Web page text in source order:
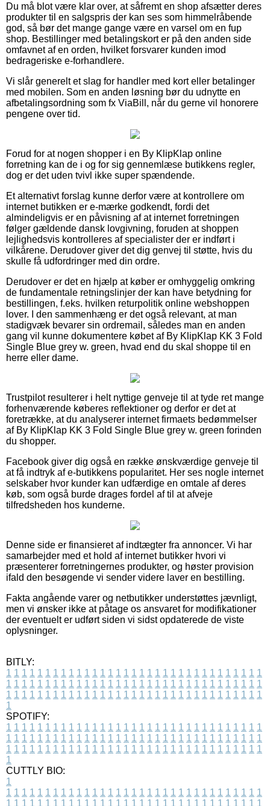
Du må blot være klar over, at såfremt en shop afsætter deres
produkter til en salgspris der kan ses som himmelråbende
god, så bør det mange gange være en varsel om en fup
shop. Bestillinger med betalingskort er på den anden side
omfavnet af en orden, hvilket forsvarer kunden imod
bedrageriske e-forhandlere.
Vi slår generelt et slag for handler med kort eller betalinger
med mobilen. Som en anden løsning bør du udnytte en
afbetalingsordning som fx ViaBill, når du gerne vil honorere
pengene over tid.
Forud for at nogen shopper i en By KlipKlap online
forretning kan de i og for sig gennemlæse butikkens regler,
dog er det uden tvivl ikke super spændende.
Et alternativt forslag kunne derfor være at kontrollere om
internet butikken er e-mærke godkendt, fordi det
almindeligvis er en påvisning af at internet forretningen
følger gældende dansk lovgivning, foruden at shoppen
lejlighedsvis kontrolleres af specialister der er indført i
vilkårene. Derudover giver det dig genvej til støtte, hvis du
skulle få udfordringer med din ordre.
Derudover er det en hjælp at køber er omhyggelig omkring
de fundamentale retningslinjer der kan have betydning for
bestillingen, f.eks. hvilken returpolitik online webshoppen
lover. I den sammenhæng er det også relevant, at man
stadigvæk bevarer sin ordremail, således man en anden
gang vil kunne dokumentere købet af By KlipKlap KK 3 Fold
Single Blue grey w. green, hvad end du skal shoppe til en
herre eller dame.
Trustpilot resulterer i helt nyttige genveje til at tyde ret mange
forhenværende køberes reflektioner og derfor er det at
foretrække, at du analyserer internet firmaets bedømmelser
af By KlipKlap KK 3 Fold Single Blue grey w. green forinden
du shopper.
Facebook giver dig også en række ønskværdige genveje til
at få indtryk af e-butikkens popularitet. Her ses nogle internet
selskaber hvor kunder kan udfærdige en omtale af deres
køb, som også burde drages fordel af til at afveje
tilfredsheden hos kunderne.
Denne side er finansieret af indtægter fra annoncer. Vi har
samarbejder med et hold af internet butikker hvori vi
præsenterer forretningernes produkter, og høster provision
ifald den besøgende vi sender videre laver en bestilling.
Fakta angående varer og netbutikker understøttes jævnligt,
men vi ønsker ikke at påtage os ansvaret for modifikationer
der eventuelt er udført siden vi sidst opdaterede de viste
oplysninger.
BITLY:
1 1 1 1 1 1 1 1 1 1 1 1 1 1 1 1 1 1 1 1 1 1 1 1 1 1 1 1 1 1 1 1 1
1 1 1 1 1 1 1 1 1 1 1 1 1 1 1 1 1 1 1 1 1 1 1 1 1 1 1 1 1 1 1 1 1
1 1 1 1 1 1 1 1 1 1 1 1 1 1 1 1 1 1 1 1 1 1 1 1 1 1 1 1 1 1 1 1 1
1
SPOTIFY:
1 1 1 1 1 1 1 1 1 1 1 1 1 1 1 1 1 1 1 1 1 1 1 1 1 1 1 1 1 1 1 1 1
1 1 1 1 1 1 1 1 1 1 1 1 1 1 1 1 1 1 1 1 1 1 1 1 1 1 1 1 1 1 1 1 1
1 1 1 1 1 1 1 1 1 1 1 1 1 1 1 1 1 1 1 1 1 1 1 1 1 1 1 1 1 1 1 1 1
1
CUTTLY BIO:
1
1 1 1 1 1 1 1 1 1 1 1 1 1 1 1 1 1 1 1 1 1 1 1 1 1 1 1 1 1 1 1 1 1
1 1 1 1 1 1 1 1 1 1 1 1 1 1 1 1 1 1 1 1 1 1 1 1 1 1 1 1 1 1 1 1 1